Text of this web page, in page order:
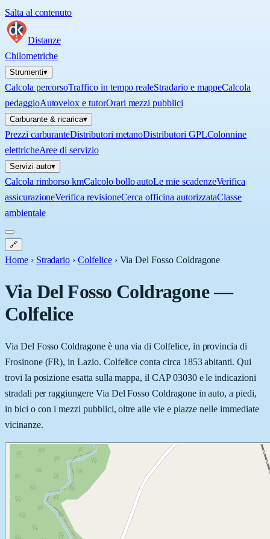
Salta al contenuto
Distanze
Chilometriche
Strumenti▾
Calcola percorsoTraffico in tempo realeStradario e mappeCalcola
pedaggioAutovelox e tutorOrari mezzi pubblici
Carburante & ricarica▾
Prezzi carburanteDistributori metanoDistributori GPLColonnine
elettricheAree di servizio
Servizi auto▾
Calcola rimborso kmCalcolo bollo autoLe mie scadenzeVerifica
assicurazioneVerifica revisioneCerca officina autorizzataClasse
ambientale
🔗
Home › Stradario › Colfelice › Via Del Fosso Coldragone
Via Del Fosso Coldragone—
Colfelice
Via Del Fosso Coldragone è una via di Colfelice, in provincia di
Frosinone (FR), in Lazio. Colfelice conta circa 1853 abitanti. Qui
trovi la posizione esatta sulla mappa, il CAP 03030 e le indicazioni
stradali per raggiungere Via Del Fosso Coldragone in auto, a piedi,
in bici o con i mezzi pubblici, oltre alle vie e piazze nelle immediate
vicinanze.